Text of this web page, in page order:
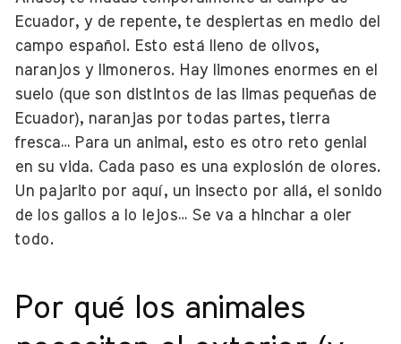
Ecuador, y de repente, te despiertas en medio del
campo español. Esto está lleno de olivos,
naranjos y limoneros. Hay limones enormes en el
suelo (que son distintos de las limas pequeñas de
Ecuador), naranjas por todas partes, tierra
fresca… Para un animal, esto es otro reto genial
en su vida. Cada paso es una explosión de olores.
Un pajarito por aquí, un insecto por allá, el sonido
de los gallos a lo lejos… Se va a hinchar a oler
todo.
Por qué los animales